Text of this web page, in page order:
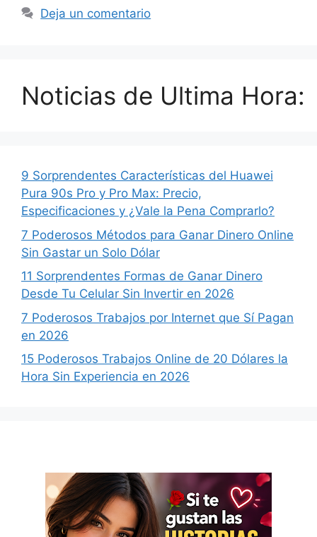
Deja un comentario
Noticias de Ultima Hora:
9 Sorprendentes Características del Huawei
Pura 90s Pro y Pro Max: Precio,
Especificaciones y ¿Vale la Pena Comprarlo?
7 Poderosos Métodos para Ganar Dinero Online
Sin Gastar un Solo Dólar
11 Sorprendentes Formas de Ganar Dinero
Desde Tu Celular Sin Invertir en 2026
7 Poderosos Trabajos por Internet que Sí Pagan
en 2026
15 Poderosos Trabajos Online de 20 Dólares la
Hora Sin Experiencia en 2026